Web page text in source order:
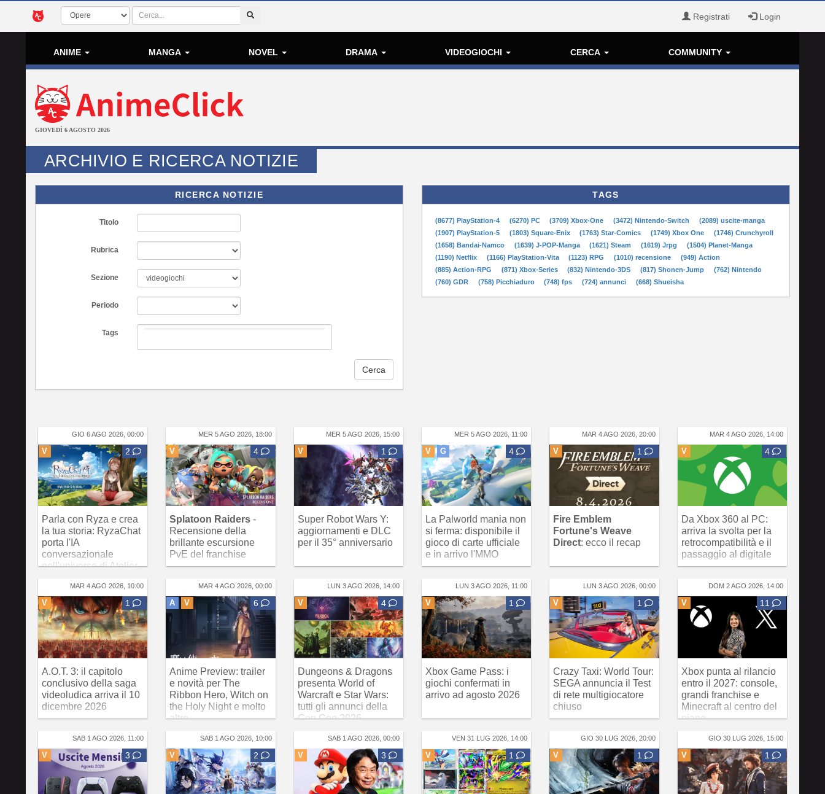
Registrati Login
ANIME MANGA NOVEL DRAMA VIDEOGIOCHI CERCA COMMUNITY
GIOVEDÌ 6 AGOSTO 2026
ARCHIVIO E RICERCA NOTIZIE
RICERCA NOTIZIE
Titolo
Rubrica
Sezione
Periodo
Tags
Cerca
TAGS
(8677) PlayStation-4 (6270) PC (3709) Xbox-One (3472) Nintendo-Switch
(2089) uscite-manga
(1907) PlayStation-5
(1803) Square-Enix (1763) Star-Comics (1749) Xbox One
(1746) Crunchyroll
(1658) Bandai-Namco
(1639) J-POP-Manga (1621) Steam (1619) Jrpg
(1504) Planet-Manga
(1190) Netflix
(1166) PlayStation-Vita (1123) RPG (1010) recensione
(949) Action
(885) Action-RPG
(871) Xbox-Series (832) Nintendo-3DS (817) Shonen-Jump
(762) Nintendo
(760) GDR
(758) Picchiaduro (748) fps (724) annunci (668) Shueisha
GIO 6 AGO 2026, 00:00
V 2
Parla con Ryza e crea
la tua storia: RyzaChat
porta l'IA
conversazionale
nell'universo di Atelier
MER 5 AGO 2026, 18:00
V 4
Splatoon Raiders -
Recensione della
brillante escursione
PvE del franchise
MER 5 AGO 2026, 15:00
V 1
Super Robot Wars Y:
aggiornamenti e DLC
per il 35° anniversario
MER 5 AGO 2026, 11:00
V G 4
La Palworld mania non
si ferma: disponibile il
gioco di carte ufficiale
e in arrivo l'MMO
MAR 4 AGO 2026, 20:00
V 1
Fire Emblem
Fortune's Weave
Direct: ecco il recap
MAR 4 AGO 2026, 14:00
V 4
Da Xbox 360 al PC:
arriva la svolta per la
retrocompatibilità e il
passaggio al digitale
MAR 4 AGO 2026, 10:00
V 1
A.O.T. 3: il capitolo
conclusivo della saga
videoludica arriva il 10
dicembre 2026
MAR 4 AGO 2026, 00:00
A V 6
Anime Preview: trailer
e novità per The
Ribbon Hero, Witch on
the Holy Night e molto
altro
LUN 3 AGO 2026, 14:00
V 4
Dungeons & Dragons
presenta World of
Warcraft e Star Wars:
tutti gli annunci della
Gen Con 2026
LUN 3 AGO 2026, 11:00
V 1
Xbox Game Pass: i
giochi confermati in
arrivo ad agosto 2026
LUN 3 AGO 2026, 00:00
V 1
Crazy Taxi: World Tour:
SEGA annuncia il Test
di rete multigiocatore
chiuso
DOM 2 AGO 2026, 14:00
V 11
Xbox punta al rilancio
entro il 2027: console,
grandi franchise e
Minecraft al centro del
piano
SAB 1 AGO 2026, 11:00
V 3
SAB 1 AGO 2026, 10:00
V 2
SAB 1 AGO 2026, 00:00
V 3
VEN 31 LUG 2026, 14:00
V 1
GIO 30 LUG 2026, 20:00
V 1
GIO 30 LUG 2026, 15:00
V 1